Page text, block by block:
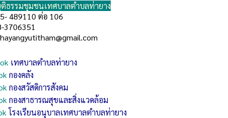
ธรรมชุมชนเทศบาลตำบลท่ายาง
489110 ต่อ 106
เทศบาลตำบลท่ายาง
กองคลัง
กองสวัสดิการสังคม
กองสาธารณสุขและสิ่งแวดล้อม
โรงเรียนอนุบาลเทศบาลตำบลท่ายาง